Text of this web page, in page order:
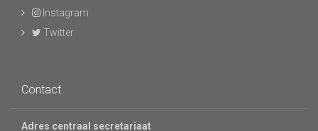
Instagram
Twitter
Contact
Adres centraal secretariaat